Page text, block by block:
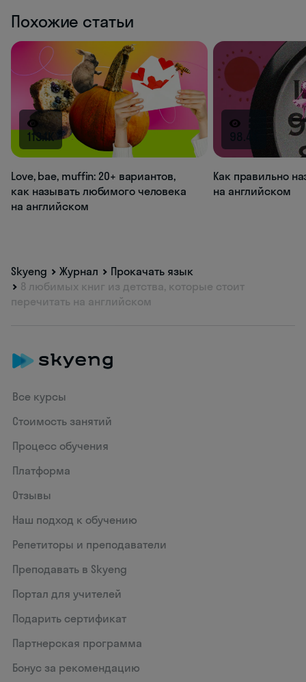
Похожие статьи
113.1K
Love, bae, muffin: 20+ вариантов,
как называть любимого человека
на английском
98.4K
Как правильно
на английском
Skyeng Журнал
Прокачать язык
8 любимых книг из детства, которые стоит
перечитать на английском
Все курсы
Стоимость занятий
Процесс обучения
Платформа
Отзывы
Наш подход к обучению
Репетиторы и преподаватели
Преподавать в Skyeng
Портал для учителей
Подарить сертификат
Партнерская программа
Бонус за рекомендацию